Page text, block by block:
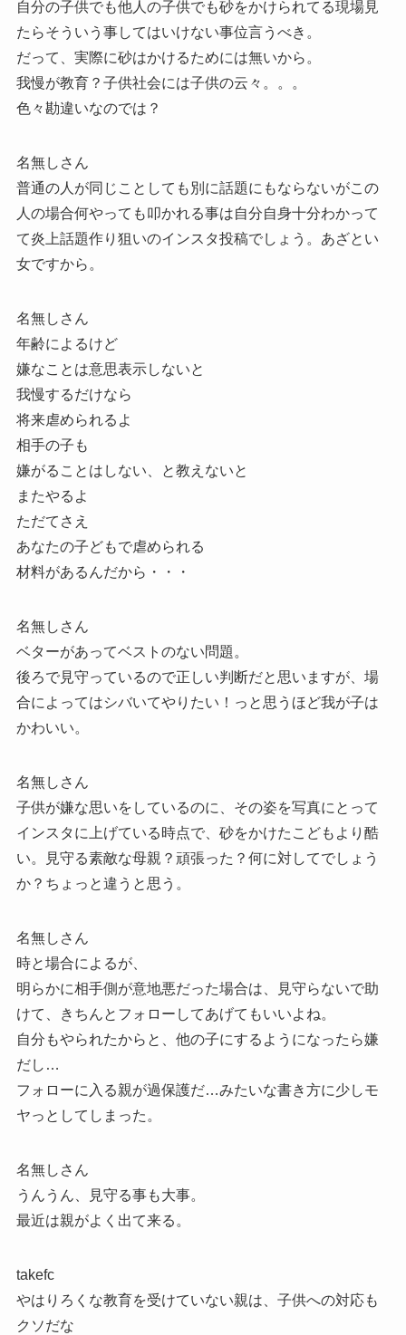
自分の子供でも他人の子供でも砂をかけられてる現場見
たらそういう事してはいけない事位言うべき。
だって、実際に砂はかけるためには無いから。
我慢が教育？子供社会には子供の云々。。。
色々勘違いなのでは？
名無しさん
普通の人が同じことしても別に話題にもならないがこの
人の場合何やっても叩かれる事は自分自身十分わかって
て炎上話題作り狙いのインスタ投稿でしょう。あざとい
女ですから。
名無しさん
年齢によるけど
嫌なことは意思表示しないと
我慢するだけなら
将来虐められるよ
相手の子も
嫌がることはしない、と教えないと
またやるよ
ただてさえ
あなたの子どもで虐められる
材料があるんだから・・・
名無しさん
ベターがあってベストのない問題。
後ろで見守っているので正しい判断だと思いますが、場
合によってはシバいてやりたい！っと思うほど我が子は
かわいい。
名無しさん
子供が嫌な思いをしているのに、その姿を写真にとって
インスタに上げている時点で、砂をかけたこどもより酷
い。見守る素敵な母親？頑張った？何に対してでしょう
か？ちょっと違うと思う。
名無しさん
時と場合によるが、
明らかに相手側が意地悪だった場合は、見守らないで助
けて、きちんとフォローしてあげてもいいよね。
自分もやられたからと、他の子にするようになったら嫌
だし…
フォローに入る親が過保護だ…みたいな書き方に少しモ
ヤっとしてしまった。
名無しさん
うんうん、見守る事も大事。
最近は親がよく出て来る。
takefc
やはりろくな教育を受けていない親は、子供への対応も
クソだな